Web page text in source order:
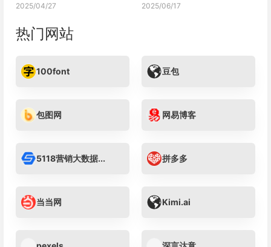
2025/04/27 2025/06/17
热门网站
100font 豆包
包图网 网易博客
5118营销大数据... 拼多多
当当网 Kimi.ai